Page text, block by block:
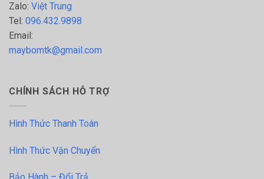
Zalo: Việt Trung
Tel: 096.432.9898
Email:
maybomtk@gmail.com
CHÍNH SÁCH HỖ TRỢ
Hình Thức Thanh Toán
Hình Thức Vận Chuyển